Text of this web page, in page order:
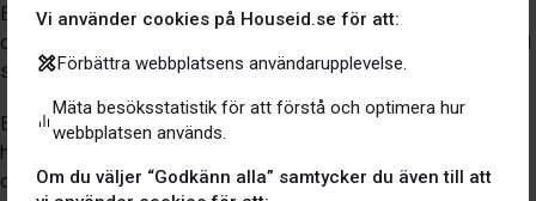
Vi använder cookies på Houseid.se för att:
Förbättra webbplatsens användarupplevelse.
Mäta besöksstatistik för att förstå och optimera hur
webbplatsen används.
Om du väljer “Godkänn alla” samtycker du även till att
En del av samarbetet är att Gofidos kunder får ett erbjudande
om att ladda ner House:ID appen och lagra information och avtal
som rör bostaden på ett och samma ställe.
Erbjudandet till House:ID:s kunder om att teckna Gofidos
hemförsäkring finns tillgängligt från mitten av april. Erbjudandet
om hemförsäkringen anpassas utifrån de datan användaren har